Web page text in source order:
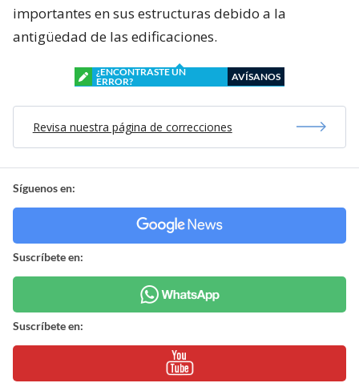
importantes en sus estructuras debido a la
antigüedad de las edificaciones.
¿ENCONTRASTE UN
ERROR?
AVÍSANOS
Revisa nuestra página de correcciones
Síguenos en:
Suscríbete en:
Suscríbete en: